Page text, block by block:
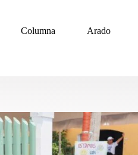
Columna Arado